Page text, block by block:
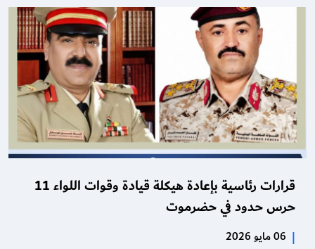
قرارات رئاسية بإعادة هيكلة قيادة وقوات اللواء 11
حرس حدود في حضرموت
| 06 مايو 2026